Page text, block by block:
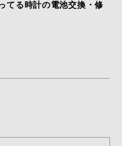
てる時計の電池交換・修